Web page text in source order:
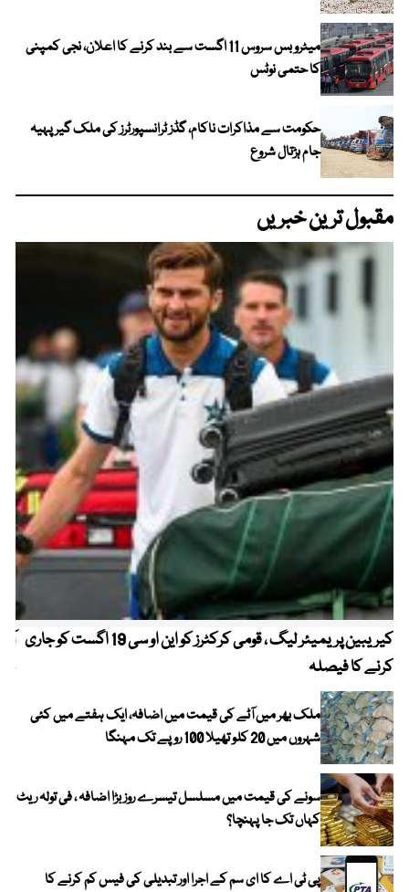
میٹرو بس سروس 11 اگست سے بند کرنے کا اعلان، نجی کمپنی
کا حتمی نوٹس
حکومت سے مذاکرات ناکام، گڈز ٹرانسپورٹرز کی ملک گیر پہیہ
جام ہڑتال شروع
مقبول ترین خبریں
کیریبین پریمیئر لیگ ، قومی کرکٹرز کو این او سی 19 اگست کو جاری
کرنے کا فیصلہ
ملک بھر میں آٹے کی قیمت میں اضافہ، ایک ہفتے میں کئی
شہروں میں 20 کلو تھیلا 100 روپے تک مہنگا
سونے کی قیمت میں مسلسل تیسرے روز بڑا اضافہ ، فی تولہ ریٹ
کہاں تک جا پہنچا؟
پی ٹی اے کا ای سم کے اجرا اور تبدیلی کی فیس کم کرنے کا